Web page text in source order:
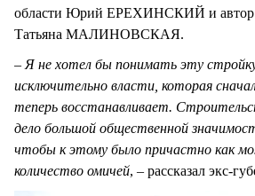
области Юрий ЕРЕХИНСКИЙ и автор
Татьяна МАЛИНОВСКАЯ.
– Я не хотел бы понимать эту
исключительно власти, которая
теперь восстанавливает.
дело большой общественной
чтобы к этому было причастно как
количество омичей, – рассказал экс-